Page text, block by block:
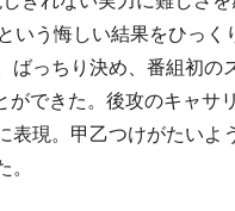
いう悔しい結果をひっ
ばっちり決め、番組初
ができた。後攻のキャサ
表現。甲乙つけがたい